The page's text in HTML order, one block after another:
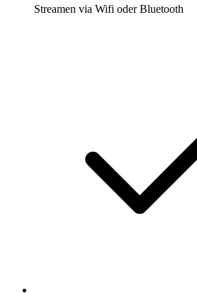
Streamen via Wifi oder Bluetooth